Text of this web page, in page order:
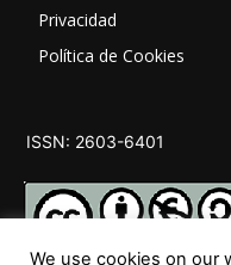
Privacidad
Política de Cookies
ISSN: 2603-6401
We use cookies on our